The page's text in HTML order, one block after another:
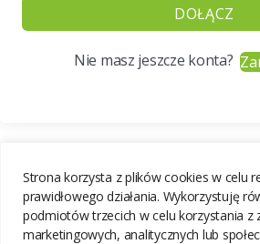
Strona korzysta z plików cookies w celu
prawidłowego działania. Wykorzystuję
podmiotów trzecich w celu korzystania z
marketingowych, analitycznych lub
DOŁĄCZ
Nie masz jeszcze konta?